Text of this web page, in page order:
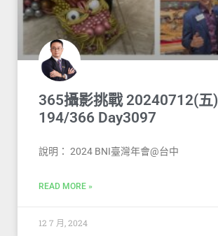
365攝影挑戰 20240712(五)
194/366 Day3097
說明： 2024 BNI臺灣年會@台中
READ MORE »
12 7 月, 2024